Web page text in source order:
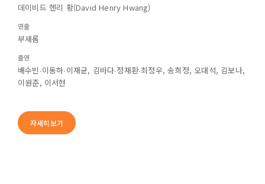
데이비드 헨리 황(David Henry Hwang)
연출
부새롬
출연
배수빈∙이동하∙이재균, 김바다∙정재환∙최정우, 송희정, 오대석, 김보나,
이원준, 이서현
자세히보기